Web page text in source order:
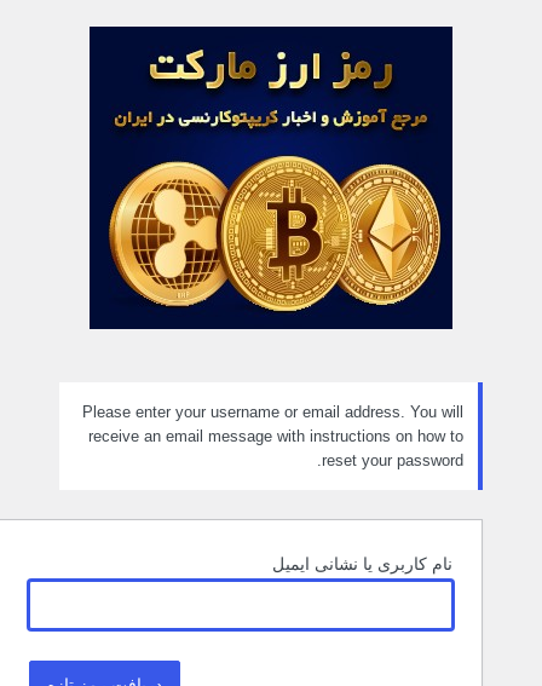
Please enter your username or email address. You will
receive an email message with instructions on how to
reset your password.
نام کاربری یا نشانی ایمیل